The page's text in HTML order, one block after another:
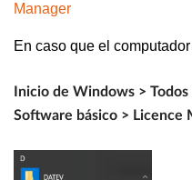
Manager
En caso que el
Inicio de Windows >
Software básico > Licence